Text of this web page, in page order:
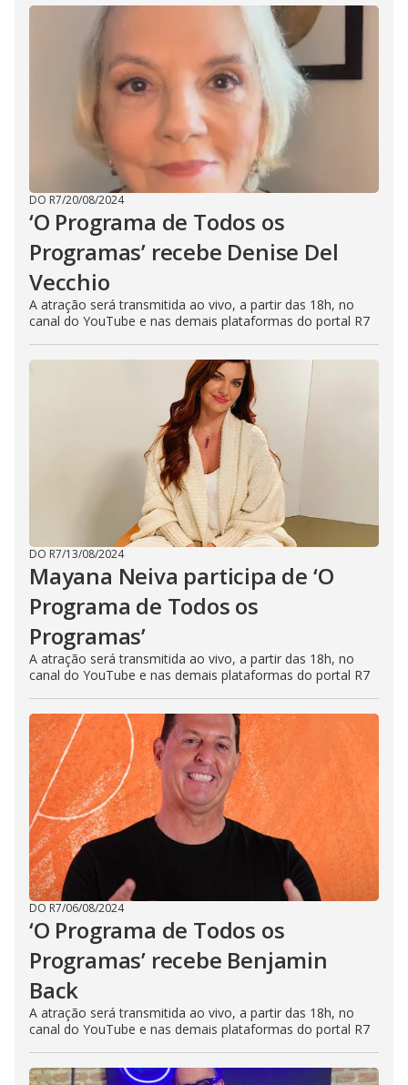
DO R7/20/08/2024
‘O Programa de Todos os
Programas’ recebe Denise Del
Vecchio
A atração será transmitida ao vivo, a partir das 18h, no
canal do YouTube e nas demais plataformas do portal R7
DO R7/13/08/2024
Mayana Neiva participa de ‘O
Programa de Todos os
Programas’
A atração será transmitida ao vivo, a partir das 18h, no
canal do YouTube e nas demais plataformas do portal R7
DO R7/06/08/2024
‘O Programa de Todos os
Programas’ recebe Benjamin
Back
A atração será transmitida ao vivo, a partir das 18h, no
canal do YouTube e nas demais plataformas do portal R7